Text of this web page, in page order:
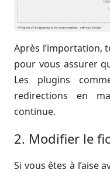
Après l’importation,
pour vous assurer
Les plugins
redirections en
continue.
2. Modifier le
Si vous êtes à l’aise